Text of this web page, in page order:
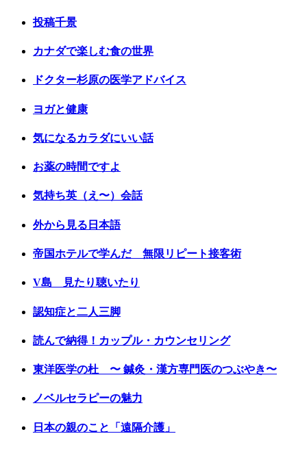
投稿千景
カナダで楽しむ食の世界
ドクター杉原の医学アドバイス
ヨガと健康
気になるカラダにいい話
お薬の時間ですよ
気持ち英（え〜）会話
外から見る日本語
帝国ホテルで学んだ 無限リピート接客術
V島 見たり聴いたり
認知症と二人三脚
読んで納得！カップル・カウンセリング
東洋医学の杜 〜 鍼灸・漢方専門医のつぶやき〜
ノベルセラピーの魅力
日本の親のこと「遠隔介護」